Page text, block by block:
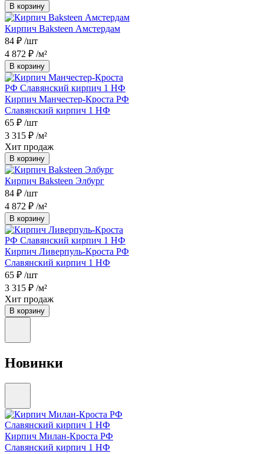
В корзину
Кирпич Baksteen Амстердам
84 ₽ /шт
4 872 ₽ /м²
В корзину
Кирпич Манчестер-Кроста РФ
Славянский кирпич 1 НФ
65 ₽ /шт
3 315 ₽ /м²
Хит продаж
В корзину
Кирпич Baksteen Элбург
84 ₽ /шт
4 872 ₽ /м²
В корзину
Кирпич Ливерпуль-Кроста РФ
Славянский кирпич 1 НФ
65 ₽ /шт
3 315 ₽ /м²
Хит продаж
В корзину
Новинки
Кирпич Милан-Кроста РФ
Славянский кирпич 1 НФ